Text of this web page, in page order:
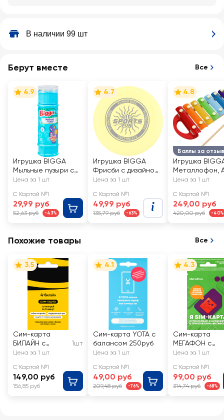
В наличии 99 шт
Берут вместе Все
4.9
Игрушка BIGGA
Мыльные пузыри с
лабиринтом на
BB258
Цена за 1 шт
С Картой №1
29,99 руб
52,63 руб -43%
4.7
Игрушка BIGGA
Фрисби с дизайном
23см
Цена за 1 шт
С Картой №1
49,99 руб
135,79 руб -63%
Баллы за отзыв
4.8
Игрушка
Металлофон,
YJ080250122
Цена за 1 шт
С Картой №1
249,00 руб
420,00 руб -40%
Похожие товары Все
3.5
Сим-карта
БИЛАЙН с
балансом 150
1шт
Цена за 1 шт
С Картой №1
149,00 руб
156,85 руб
4.1
Сим-карта YOTA с
балансом 250руб
Цена за 1 шт
С Картой №1
49,00 руб
209,48 руб -76%
4.3
Сим-карта
МЕГАФОН с
балансом
Цена за 1 шт
С Картой №1
99,00 руб
314,74 руб -68%